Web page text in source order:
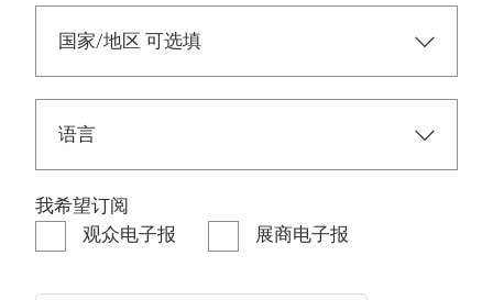
我希望订阅
观众电子报
展商电子报